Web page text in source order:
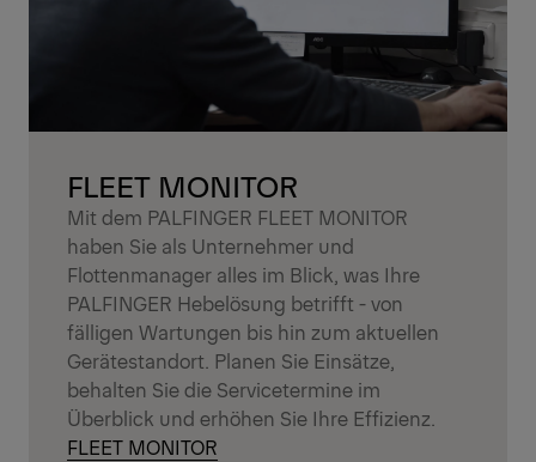
FLEET MONITOR
Mit dem PALFINGER FLEET MONITOR
haben Sie als Unternehmer und
Flottenmanager alles im Blick, was Ihre
PALFINGER Hebelösung betrifft - von
fälligen Wartungen bis hin zum aktuellen
Gerätestandort. Planen Sie Einsätze,
behalten Sie die Servicetermine im
Überblick und erhöhen Sie Ihre Effizienz.
FLEET MONITOR